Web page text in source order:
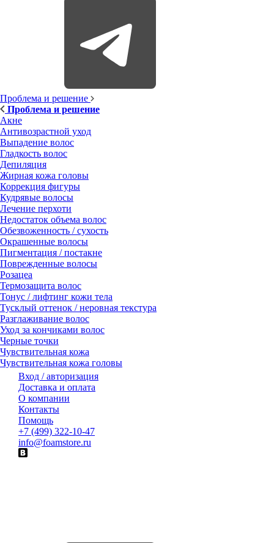
Проблема и решение
Проблема и решение
Акне
Антивозрастной уход
Выпадение волос
Гладкость волос
Депиляция
Жирная кожа головы
Коррекция фигуры
Кудрявые волосы
Лечение перхоти
Недостаток объема волос
Обезвоженность / сухость
Окрашенные волосы
Пигментация / постакне
Поврежденные волосы
Розацеа
Термозащита волос
Тонус / лифтинг кожи тела
Тусклый оттенок / неровная текстура
Разглаживание волос
Уход за кончиками волос
Черные точки
Чувствительная кожа
Чувствительная кожа головы
Вход / авторизация
Доставка и оплата
О компании
Контакты
Помощь
+7 (499) 322-10-47
info@foamstore.ru